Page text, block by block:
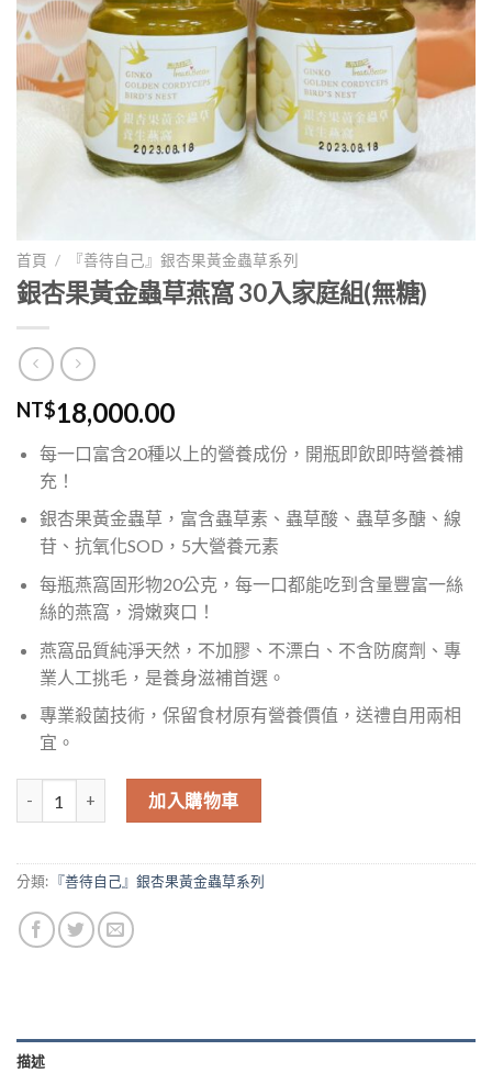
首頁 / 『善待自己』銀杏果黃金蟲草系列
銀杏果黃金蟲草燕窩 30入家庭組(無糖)
NT$18,000.00
每一口富含20種以上的營養成份，開瓶即飲即時營養補
充！
銀杏果黃金蟲草，富含蟲草素、蟲草酸、蟲草多醣、線
苷、抗氧化SOD，5大營養元素
每瓶燕窩固形物20公克，每一口都能吃到含量豐富一絲
絲的燕窩，滑嫩爽口！
燕窩品質純淨天然，不加膠、不漂白、不含防腐劑、專
業人工挑毛，是養身滋補首選。
專業殺菌技術，保留食材原有營養價值，送禮自用兩相
宜。
銀杏果黃金蟲草燕窩 30入家庭組(無糖) 數量
加入購物車
分類: 『善待自己』銀杏果黃金蟲草系列
描述